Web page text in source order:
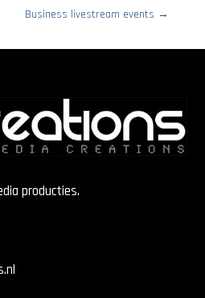
Business livestream events →
producties.